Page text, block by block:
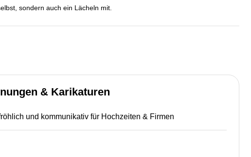
sondern auch ein Lächeln mit.
& Karikaturen
und kommunikativ für Hochzeiten & Firmen